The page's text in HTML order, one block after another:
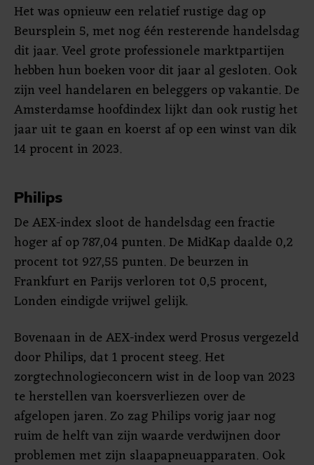
Het was opnieuw een relatief rustige dag op
Beursplein 5, met nog één resterende handelsdag
dit jaar. Veel grote professionele marktpartijen
hebben hun boeken voor dit jaar al gesloten. Ook
zijn veel handelaren en beleggers op vakantie. De
Amsterdamse hoofdindex lijkt dan ook rustig het
jaar uit te gaan en koerst af op een winst van dik
14 procent in 2023.
Philips
De AEX-index sloot de handelsdag een fractie
hoger af op 787,04 punten. De MidKap daalde 0,2
procent tot 927,55 punten. De beurzen in
Frankfurt en Parijs verloren tot 0,5 procent,
Londen eindigde vrijwel gelijk.
Bovenaan in de AEX-index werd Prosus vergezeld
door Philips, dat 1 procent steeg. Het
zorgtechnologieconcern wist in de loop van 2023
te herstellen van koersverliezen over de
afgelopen jaren. Zo zag Philips vorig jaar nog
ruim de helft van zijn waarde verdwijnen door
problemen met zijn slaapapneuapparaten. Ook